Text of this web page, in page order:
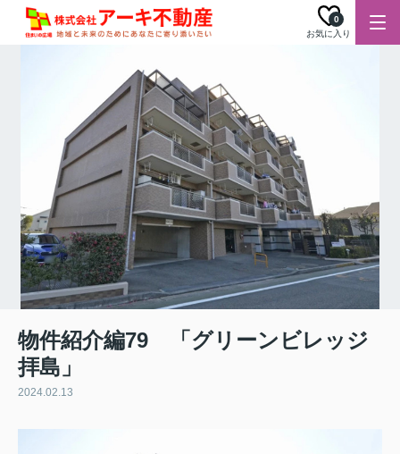
お気に入り
0
物件紹介編79 「グリーンビレッジ
拝島」
2024.02.13